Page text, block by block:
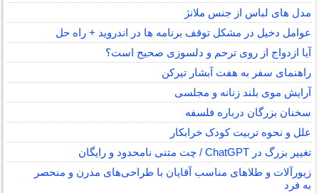
مدل های لباس از جنس ملانژ
عوامل دخیل در مشکل توقف برنامه ها در اندروید + راه حل
آیا ازدواج از روی ترحم و دلسوزی صحیح است؟
راهنمای سفر به هفت آبشار تیرکن
آرایش موی بلند زنانه و مجلسی
سخنان بزرگان درباره فلسفه
علل و نحوه تربیت کودک خرابکار
تغییر بزرگ در ChatGPT / چت متنی نامحدود و رایگان
زیورآلات و طلاهای مناسب آقایان با طراحی‌های مدرن و منحصر
به فرد